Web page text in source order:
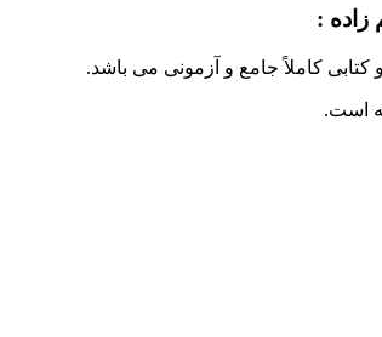
:
کاملاً جامع و آزمونی می باشد.
است.